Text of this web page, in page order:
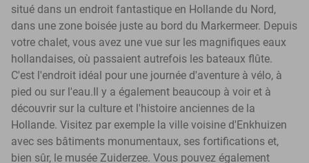
situé dans un endroit fantastique en Hollande du Nord,
dans une zone boisée juste au bord du Markermeer. Depuis
votre chalet, vous avez une vue sur les magnifiques eaux
hollandaises, où passaient autrefois les bateaux flûte.
C'est l'endroit idéal pour une journée d'aventure à vélo, à
pied ou sur l'eau.Il y a également beaucoup à voir et à
découvrir sur la culture et l'histoire anciennes de la
Hollande. Visitez par exemple la ville voisine d'Enkhuizen
avec ses bâtiments monumentaux, ses fortifications et,
bien sûr, le musée Zuiderzee. Vous pouvez également